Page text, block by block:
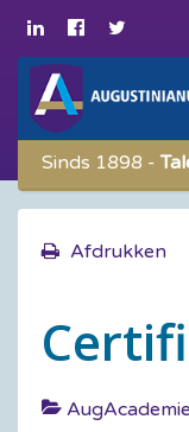
Sinds 1898 -
Afdrukken
AugAcademie